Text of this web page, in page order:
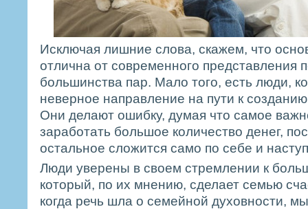
Исключая лишние слова, скажем, что
отлична от современного представления
большинства пар. Мало того, есть люди,
неверное направление на пути к созданию
Они делают ошибку, думая что самое
заработать большое количество денег,
остальное сложится само по себе и
Люди уверены в своем стремлении к
который, по их мнению, сделает семью
когда речь шла о семейной духовности,